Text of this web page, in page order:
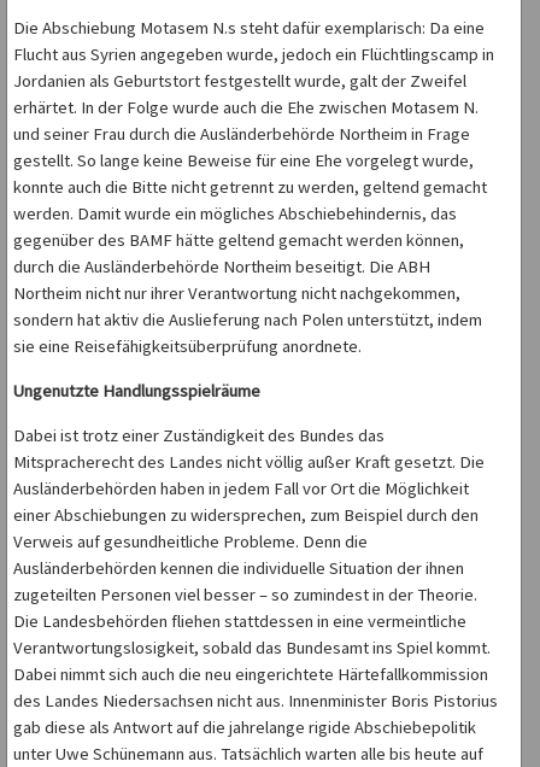
Die Abschiebung Motasem N.s steht dafür exemplarisch: Da eine
Flucht aus Syrien angegeben wurde, jedoch ein Flüchtlingscamp in
Jordanien als Geburtstort festgestellt wurde, galt der Zweifel
erhärtet. In der Folge wurde auch die Ehe zwischen Motasem N.
und seiner Frau durch die Ausländerbehörde Northeim in Frage
gestellt. So lange keine Beweise für eine Ehe vorgelegt wurde,
konnte auch die Bitte nicht getrennt zu werden, geltend gemacht
werden. Damit wurde ein mögliches Abschiebehindernis, das
gegenüber des BAMF hätte geltend gemacht werden können,
durch die Ausländerbehörde Northeim beseitigt. Die ABH
Northeim nicht nur ihrer Verantwortung nicht nachgekommen,
sondern hat aktiv die Auslieferung nach Polen unterstützt, indem
sie eine Reisefähigkeitsüberprüfung anordnete.
Ungenutzte Handlungsspielräume
Dabei ist trotz einer Zuständigkeit des Bundes das
Mitspracherecht des Landes nicht völlig außer Kraft gesetzt. Die
Ausländerbehörden haben in jedem Fall vor Ort die Möglichkeit
einer Abschiebungen zu widersprechen, zum Beispiel durch den
Verweis auf gesundheitliche Probleme. Denn die
Ausländerbehörden kennen die individuelle Situation der ihnen
zugeteilten Personen viel besser – so zumindest in der Theorie.
Die Landesbehörden fliehen stattdessen in eine vermeintliche
Verantwortungslosigkeit, sobald das Bundesamt ins Spiel kommt.
Dabei nimmt sich auch die neu eingerichtete Härtefallkommission
des Landes Niedersachsen nicht aus. Innenminister Boris Pistorius
gab diese als Antwort auf die jahrelange rigide Abschiebepolitik
unter Uwe Schünemann aus. Tatsächlich warten alle bis heute auf